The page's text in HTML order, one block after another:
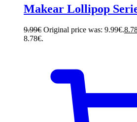
Makear Lollipop
9.99€ Original price was: 9.99€.
8.78€.